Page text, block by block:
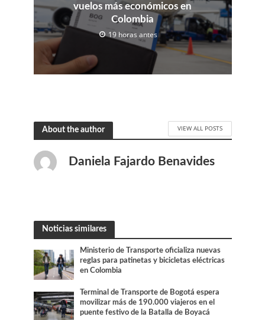
vuelos más económicos en
Colombia
19 horas antes
About the author VIEW ALL POSTS
Daniela Fajardo Benavides
Noticias similares
Ministerio de Transporte oficializa nuevas
reglas para patinetas y bicicletas eléctricas
en Colombia
Terminal de Transporte de Bogotá espera
movilizar más de 190.000 viajeros en el
puente festivo de la Batalla de Boyacá